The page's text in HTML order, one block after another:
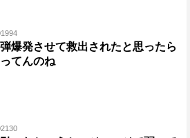
爆発させて救出されたと思ったら
てんのね